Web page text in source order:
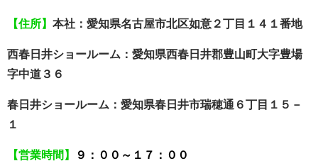
【住所】 本社：愛知県名古屋市北区如意２丁目１４１番地
西春日井ショールーム：愛知県西春日井郡豊山町大字豊場
字中道３６
春日井ショールーム：愛知県春日井市瑞穂通６丁目１５－
１
【営業時間】 ９：００～１７：００